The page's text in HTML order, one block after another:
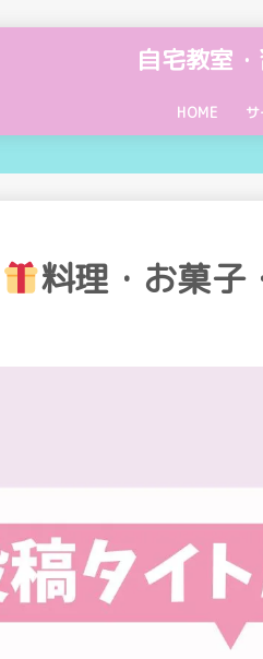
自宅教室
HOME
ン
生
料理・お菓子